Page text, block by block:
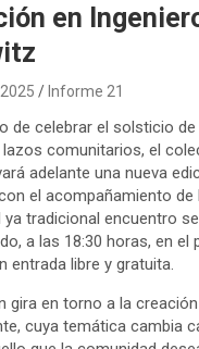
en
Informe 21
de celebrar el solsticio de
comunitarios, el
adelante una nueva
el acompañamiento de
ya tradicional encuentro
a las 18:30 horas, en el
entrada libre y gratuita.
gira en torno a la
cuya temática cambia